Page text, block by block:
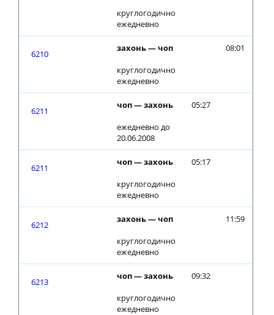
круглогодично
ежедневно
6210
захонь — чоп
круглогодично
ежедневно
08:01
6211
чоп — захонь
ежедневно до
20.06.2008
05:27
6211
чоп — захонь
круглогодично
ежедневно
05:17
6212
захонь — чоп
круглогодично
ежедневно
11:59
6213
чоп — захонь
круглогодично
ежедневно
09:32